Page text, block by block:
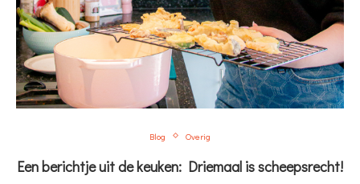
Blog Overig
Een berichtje uit de keuken: Driemaal is scheepsrecht!